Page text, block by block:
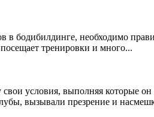
в бодибилдинге, необходимо
тренировки и много...
условия, выполняя которые
вызывали презрение и